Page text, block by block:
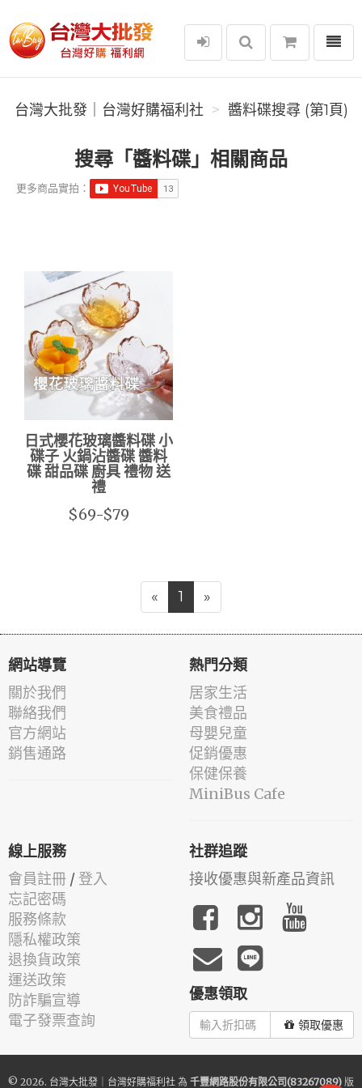
台灣大批發｜台灣好購福利社
選單
台灣大批發｜台灣好購福利社 醬料碟搜尋 (第1頁)
搜尋「醬料碟」相關商品
更多商品實拍：
日式櫻花玻璃醬料碟 小
碟子 火鍋沾醬碟 醬料
碟 甜品碟 廚具 禮物 送
禮
$69-$79
« 1 »
網站導覽
關於我們
聯絡我們
官方網站
銷售通路
熱門分類
居家生活
美食禮品
母嬰兒童
促銷優惠
保健保養
MiniBus Cafe
線上服務
會員註冊 / 登入
忘記密碼
服務條款
隱私權政策
退換貨政策
運送政策
防詐騙宣導
電子發票查詢
社群追蹤
接收優惠與新產品資訊
優惠領取
領取優惠
© 2026. 台灣大批發｜台灣好購福利社 為 千豐網路股份有限公司(83267089) 版